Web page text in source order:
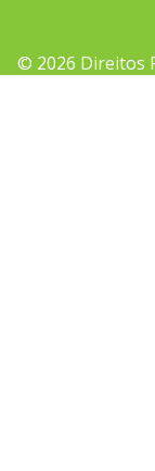
© 2026 Direitos